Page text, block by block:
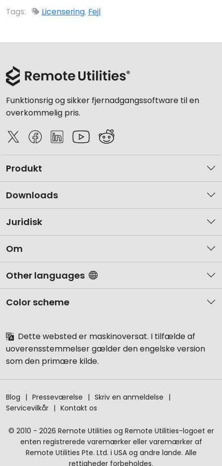
Tags: Licensering, Fejl
Funktionsrig og sikker fjernadgangssoftware til en
overkommelig pris.
Produkt
Downloads
Juridisk
Om
Other languages
Color scheme
Dette websted er maskinoversat. I tilfælde af
uoverensstemmelser gælder den engelske version
som den primære kilde.
Blog Presseværelse
Skriv en anmeldelse
Servicevilkår
Kontakt os
© 2010 - 2026 Remote Utilities og Remote Utilities-logoet er
enten registrerede varemærker eller varemærker af
Remote Utilities Pte. Ltd. i USA og andre lande. Alle
rettigheder forbeholdes.